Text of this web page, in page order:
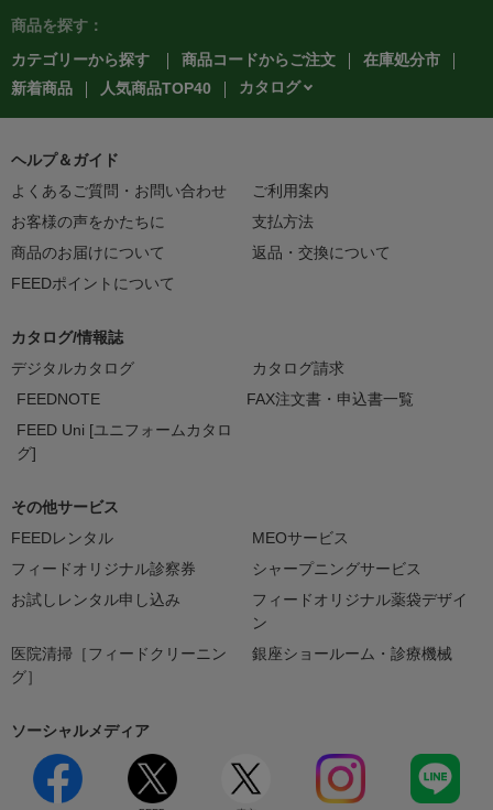
商品を探す：
カテゴリーから探す
商品コードからご注文
在庫処分市
新着商品
人気商品TOP40 カタログ
ヘルプ＆ガイド
よくあるご質問・お問い合わせ
ご利用案内
お客様の声をかたちに
支払方法
商品のお届けについて
返品・交換について
FEEDポイントについて
カタログ/情報誌
デジタルカタログ
カタログ請求
FEEDNOTE
FAX注文書・申込書一覧
FEED Uni [ユニフォームカタロ
グ]
その他サービス
FEEDレンタル
MEOサービス
フィードオリジナル診察券
シャープニングサービス
お試しレンタル申し込み
フィードオリジナル薬袋デザイ
ン
医院清掃［フィードクリーニン
グ］
銀座ショールーム・診療機械
ソーシャルメディア